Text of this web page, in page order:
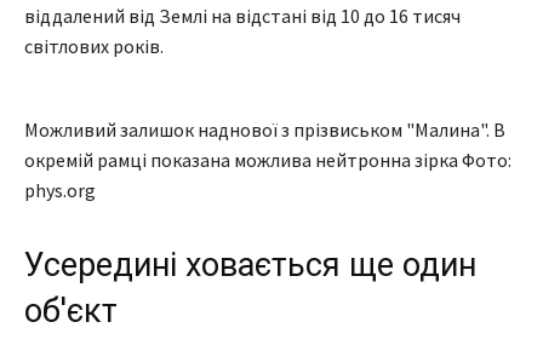
віддалений від Землі на відстані від 10 до 16 тисяч
світлових років.
Можливий залишок наднової з прізвиськом "Малина". В
окремій рамці показана можлива нейтронна зірка Фото:
phys.org
Усередині ховається ще один
об'єкт